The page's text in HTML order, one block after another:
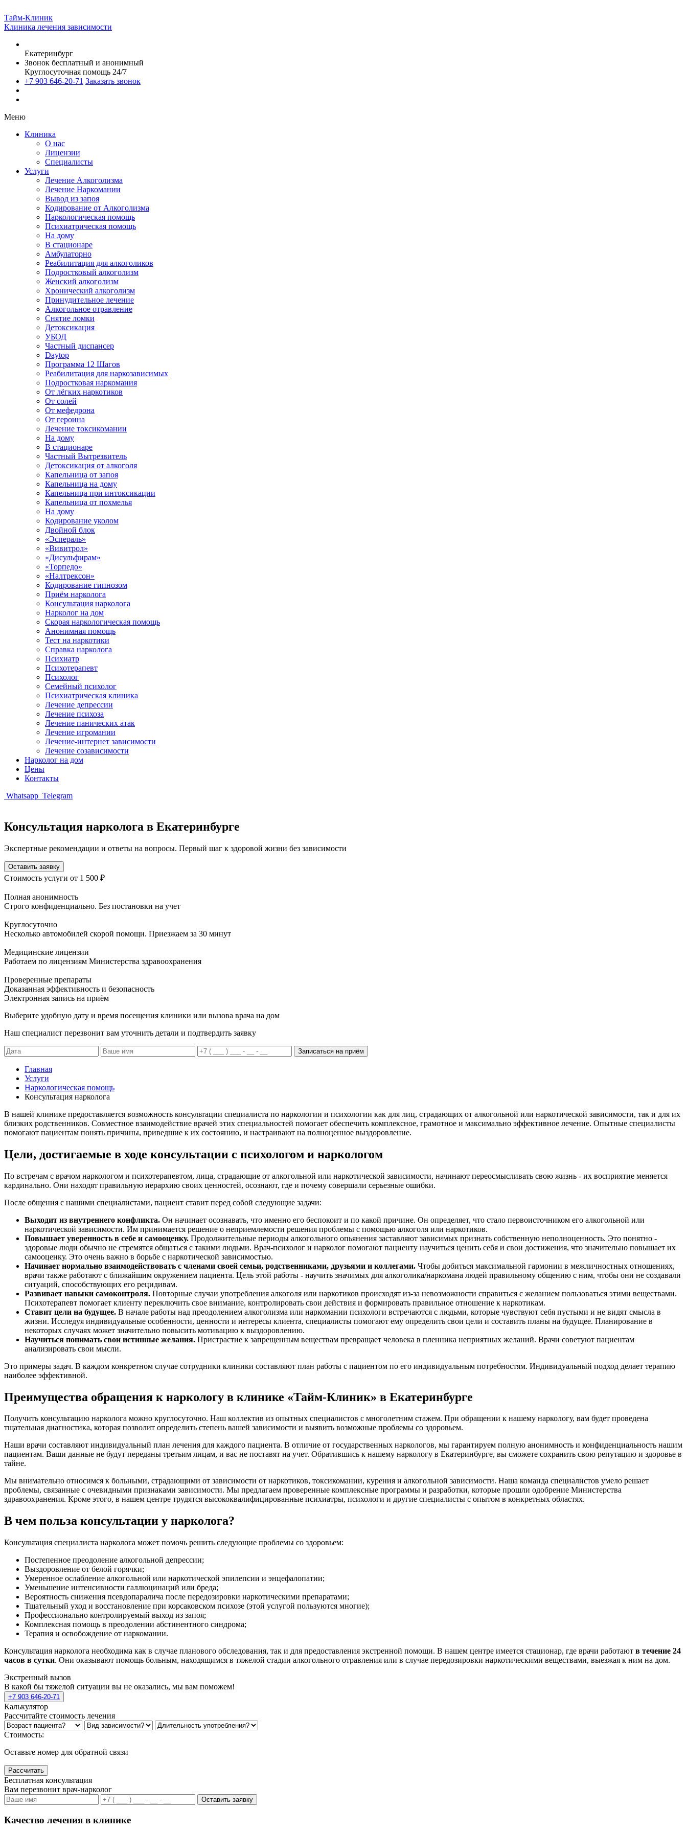
Тайм-Клиник
Клиника лечения зависимости
Екатеринбург
Звонок бесплатный и анонимный
Круглосуточная помощь 24/7
+7 903 646-20-71 Заказать звонок
Меню
Клиника
О нас
Лицензии
Специалисты
Услуги
Лечение Алкоголизма
Лечение Наркомании
Вывод из запоя
Кодирование от Алкоголизма
Наркологическая помощь
Психиатрическая помощь
На дому
В стационаре
Амбулаторно
Реабилитация для алкоголиков
Подростковый алкоголизм
Женский алкоголизм
Хронический алкоголизм
Принудительное лечение
Алкогольное отравление
Снятие ломки
Детоксикация
УБОД
Частный диспансер
Daytop
Программа 12 Шагов
Реабилитация для наркозависимых
Подростковая наркомания
От лёгких наркотиков
От солей
От мефедрона
От героина
Лечение токсикомании
На дому
В стационаре
Частный Вытрезвитель
Детоксикация от алкоголя
Капельница от запоя
Капельница на дому
Капельница при интоксикации
Капельница от похмелья
На дому
Кодирование уколом
Двойной блок
«Эспераль»
«Вивитрол»
«Дисульфирам»
«Торпедо»
«Налтрексон»
Кодирование гипнозом
Приём нарколога
Консультация нарколога
Нарколог на дом
Скорая наркологическая помощь
Анонимная помощь
Тест на наркотики
Справка нарколога
Психиатр
Психотерапевт
Психолог
Семейный психолог
Психиатрическая клиника
Лечение депрессии
Лечение психоза
Лечение панических атак
Лечение игромании
Лечение-интернет зависимости
Лечение созависимости
Нарколог на дом
Цены
Контакты
Whatsapp Telegram
Консультация нарколога в Екатеринбурге
Экспертные рекомендации и ответы на вопросы. Первый шаг к здоровой жизни без зависимости
Оставить заявку
Стоимость услуги от 1 500 ₽
Полная анонимность
Строго конфиденциально. Без постановки на учет
Круглосуточно
Несколько автомобилей скорой помощи. Приезжаем за 30 минут
Медицинские лицензии
Работаем по лицензиям Министерства здравоохранения
Проверенные препараты
Доказанная эффективность и безопасность
Электронная запись на приём
Выберите удобную дату и время посещения клиники или вызова врача на дом
Наш специалист перезвонит вам уточнить детали и подтвердить заявку
Записаться на приём
Главная
Услуги
Наркологическая помощь
Консультация нарколога
В нашей клинике предоставляется возможность консультации специалиста по наркологии и психологии как для лиц, страдающих от алкогольной или наркотической зависимости, так и для их
близких родственников. Совместное взаимодействие врачей этих специальностей помогает обеспечить комплексное, грамотное и максимально эффективное лечение. Опытные специалисты
помогают пациентам понять причины, приведшие к их состоянию, и настраивают на полноценное выздоровление.
Цели, достигаемые в ходе консультации с психологом и наркологом
По встречам с врачом наркологом и психотерапевтом, лица, страдающие от алкогольной или наркотической зависимости, начинают переосмысливать свою жизнь - их восприятие меняется
кардинально. Они находят правильную иерархию своих ценностей, осознают, где и почему совершали серьезные ошибки.
После общения с нашими специалистами, пациент ставит перед собой следующие задачи:
Выходит из внутреннего конфликта. Он начинает осознавать, что именно его беспокоит и по какой причине. Он определяет, что стало первоисточником его алкогольной или
наркотической зависимости. Им принимается решение о неприемлемости решения проблемы с помощью алкоголя или наркотиков.
Повышает уверенность в себе и самооценку. Продолжительные периоды алкогольного опьянения заставляют зависимых признать собственную неполноценность. Это понятно -
здоровые люди обычно не стремятся общаться с такими людьми. Врач-психолог и нарколог помогают пациенту научиться ценить себя и свои достижения, что значительно повышает их
самооценку. Это очень важно в борьбе с наркотической зависимостью.
Начинает нормально взаимодействовать с членами своей семьи, родственниками, друзьями и коллегами. Чтобы добиться максимальной гармонии в межличностных отношениях,
врачи также работают с ближайшим окружением пациента. Цель этой работы - научить значимых для алкоголика/наркомана людей правильному общению с ним, чтобы они не создавали
ситуаций, способствующих его рецидивам.
Развивает навыки самоконтроля. Повторные случаи употребления алкоголя или наркотиков происходят из-за невозможности справиться с желанием пользоваться этими веществами.
Психотерапевт помогает клиенту переключить свое внимание, контролировать свои действия и формировать правильное отношение к наркотикам.
Ставит цели на будущее. В начале работы над преодолением алкоголизма или наркомании психологи встречаются с людьми, которые чувствуют себя пустыми и не видят смысла в
жизни. Исследуя индивидуальные особенности, ценности и интересы клиента, специалисты помогают ему определить свои цели и составить планы на будущее. Планирование в
некоторых случаях может значительно повысить мотивацию к выздоровлению.
Научиться понимать свои истинные желания. Пристрастие к запрещенным веществам превращает человека в пленника неприятных желаний. Врачи советуют пациентам
анализировать свои мысли.
Это примеры задач. В каждом конкретном случае сотрудники клиники составляют план работы с пациентом по его индивидуальным потребностям. Индивидуальный подход делает терапию
наиболее эффективной.
Преимущества обращения к наркологу в клинике «Тайм-Клиник» в Екатеринбурге
Получить консультацию нарколога можно круглосуточно. Наш коллектив из опытных специалистов с многолетним стажем. При обращении к нашему наркологу, вам будет проведена
тщательная диагностика, которая позволит определить степень вашей зависимости и выявить возможные проблемы со здоровьем.
Наши врачи составляют индивидуальный план лечения для каждого пациента. В отличие от государственных наркологов, мы гарантируем полную анонимность и конфиденциальность нашим
пациентам. Ваши данные не будут переданы третьим лицам, и вас не поставят на учет. Обратившись к нашему наркологу в Екатеринбурге, вы сможете сохранить свою репутацию и здоровье в
тайне.
Мы внимательно относимся к больными, страдающими от зависимости от наркотиков, токсикомании, курения и алкогольной зависимости. Наша команда специалистов умело решает
проблемы, связанные с очевидными признаками зависимости. Мы предлагаем проверенные комплексные программы и разработки, которые прошли одобрение Министерства
здравоохранения. Кроме этого, в нашем центре трудятся высококвалифицированные психиатры, психологи и другие специалисты с опытом в конкретных областях.
В чем польза консультации у нарколога?
Консультация специалиста нарколога может помочь решить следующие проблемы со здоровьем:
Постепенное преодоление алкогольной депрессии;
Выздоровление от белой горячки;
Умеренное ослабление алкогольной или наркотической эпилепсии и энцефалопатии;
Уменьшение интенсивности галлюцинаций или бреда;
Вероятность снижения псевдопаралича после передозировки наркотическими препаратами;
Тщательный уход и восстановление при корсаковском психозе (этой услугой пользуются многие);
Профессионально контролируемый выход из запоя;
Комплексная помощь в преодолении абстинентного синдрома;
Терапия и освобождение от наркомании.
Консультация нарколога необходима как в случае планового обследования, так и для предоставления экстренной помощи. В нашем центре имеется стационар, где врачи работают в течение 24
часов в сутки. Они оказывают помощь больным, находящимся в тяжелой стадии алкогольного отравления или в случае передозировки наркотическими веществами, выезжая к ним на дом.
Экстренный вызов
В какой бы тяжелой ситуации вы не оказались, мы вам поможем!
+7 903 646-20-71
Калькулятор
Рассчитайте стоимость лечения
Стоимость:
Оставьте номер для обратной связи
Рассчитать
Бесплатная консультация
Вам перезвонит врач-нарколог
Оставить заявку
Качество лечения в клинике